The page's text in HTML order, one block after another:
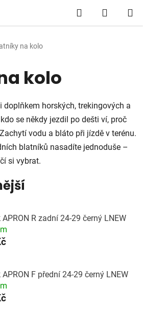
Hledat
KOŠÍK
na kolo
kolo
doplňkem horských, trekingových a
se někdy jezdil po dešti ví, proč
vodu a bláto při jízdě v terénu.
blatníků nasadíte jednoduše –
si vybrat.
R zadní 24-29 černý LNEW
F přední 24-29 černý LNEW